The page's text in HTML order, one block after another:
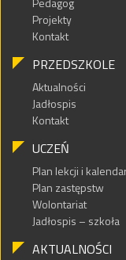
Projekty
Kontakt
PRZEDSZKOLE
Aktualności
Jadłospis
Kontakt
UCZEŃ
Plan lekcji i
Plan zastępstw
Wolontariat
Jadłospis – szkoła
AKTUALNOŚCI